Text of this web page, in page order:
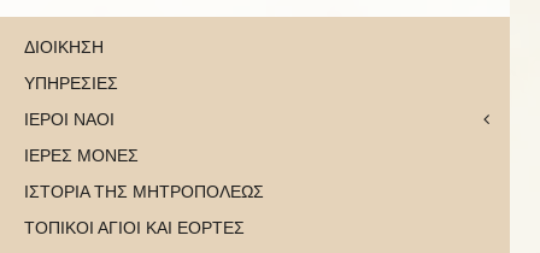
ΔΙΟΙΚΗΣΗ
ΥΠΗΡΕΣΙΕΣ
ΙΕΡΟΙ ΝΑΟΙ
ΙΕΡΕΣ ΜΟΝΕΣ
ΙΣΤΟΡΙΑ ΤΗΣ ΜΗΤΡΟΠΟΛΕΩΣ
ΤΟΠΙΚΟΙ ΑΓΙΟΙ ΚΑΙ ΕΟΡΤΕΣ